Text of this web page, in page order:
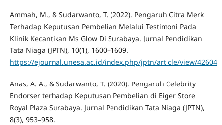
Ammah, M., & Sudarwanto, T. (2022). Pengaruh Citra Merk
Terhadap Keputusan Pembelian Melalui Testimoni Pada
Klinik Kecantikan Ms Glow Di Surabaya. Jurnal Pendidikan
Tata Niaga (JPTN), 10(1), 1600–1609.
https://ejournal.unesa.ac.id/index.php/jptn/article/view/42604
Anas, A. A., & Sudarwanto, T. (2020). Pengaruh Celebrity
Endorser terhadap Keputusan Pembelian di Eiger Store
Royal Plaza Surabaya. Jurnal Pendidikan Tata Niaga (JPTN),
8(3), 953–958.